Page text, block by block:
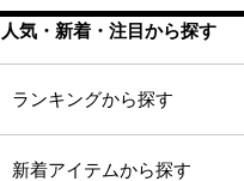
a
t
i
o
人気・新着・注目から探す
ランキングから探す
新着アイテムから探す